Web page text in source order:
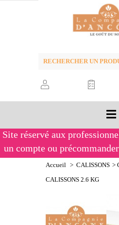
Site réservé aux
un compte ou
Accueil > CALISSONS >
CALISSONS 2.6 KG